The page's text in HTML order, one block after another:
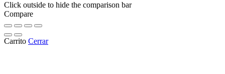
Click outside to hide the comparison bar
Compare
Carrito Cerrar